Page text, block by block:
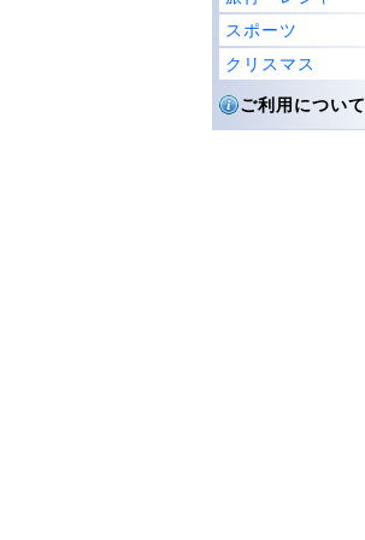
スポーツ
クリスマス
ご利用について